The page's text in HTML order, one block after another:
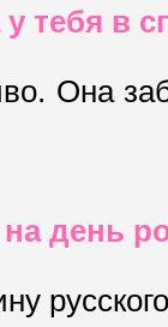
тебя в
Она
день